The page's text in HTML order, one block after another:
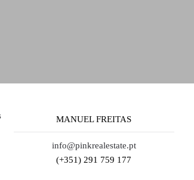
MANUEL FREITAS
info@pinkrealestate.pt
(+351) 291 759 177